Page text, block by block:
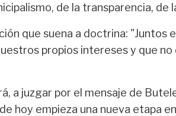
de la transparencia, de
que suena a doctrina: "Juntos
propios intereses y que
a juzgar por el mensaje de
hoy empieza una nueva etapa